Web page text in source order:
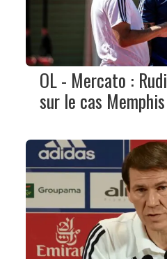
OL - Mercato :
sur le cas